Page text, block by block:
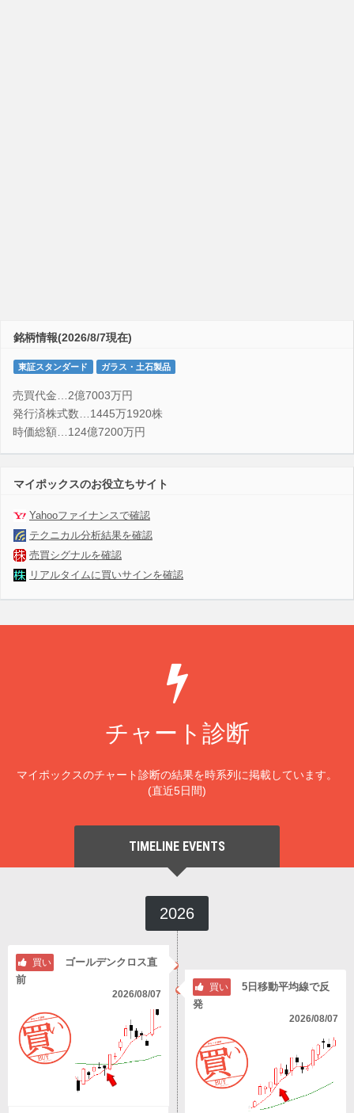
銘柄情報(2026/8/7現在)
東証スタンダード ガラス・土石製品
売買代金…2億7003万円
発行済株式数…1445万1920株
時価総額…124億7200万円
マイポックスのお役立ちサイト
Yahooファイナンスで確認
テクニカル分析結果を確認
売買シグナルを確認
リアルタイムに買いサインを確認
チャート診断
マイポックスのチャート診断の結果を時系列に掲載しています。
(直近5日間)
TIMELINE EVENTS
2026
買い
ゴールデンクロス直
前
2026/08/07
買い
5日移動平均線で反
発
2026/08/07